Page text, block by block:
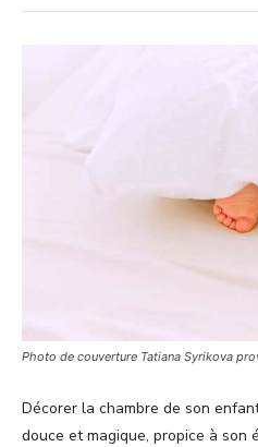
Photo de couverture Tatiana Syrikova
Décorer la chambre de son
douce et magique, propice à son